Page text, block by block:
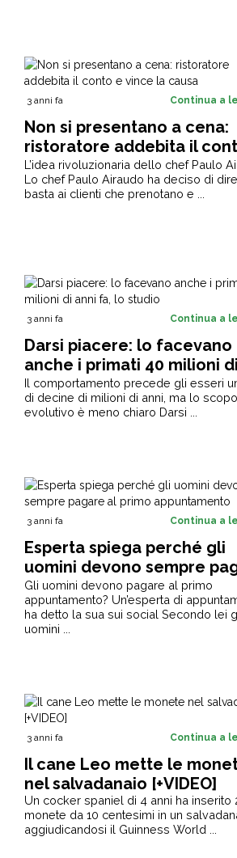
3 anni fa Continua a
Non si presentano a cena:
ristoratore addebita il
vince la causa
L’idea rivoluzionaria dello chef Paulo
Lo chef Paulo Airaudo ha deciso di dire
basta ai clienti che prenotano e ...
3 anni fa Continua a
Darsi piacere: lo facevano
anche i primati 40 milioni di
anni fa, lo studio
Il comportamento precede gli esseri
di decine di milioni di anni, ma lo scopo
evolutivo è meno chiaro Darsi ...
3 anni fa Continua a
Esperta spiega perché gli
uomini devono sempre
al primo appuntamento
Gli uomini devono pagare al primo
appuntamento? Un’esperta di
ha detto la sua sui social Secondo lei
uomini ...
3 anni fa Continua a
Il cane Leo mette le
nel salvadanaio [+VIDEO]
Un cocker spaniel di 4 anni ha inserito
monete da 10 centesimi in un
aggiudicandosi il Guinness World ...